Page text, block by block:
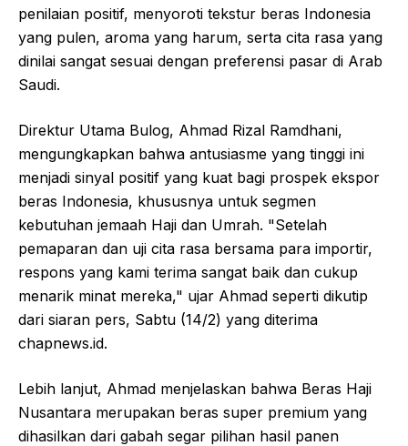
penilaian positif, menyoroti tekstur beras Indonesia
yang pulen, aroma yang harum, serta cita rasa yang
dinilai sangat sesuai dengan preferensi pasar di Arab
Saudi.
Direktur Utama Bulog, Ahmad Rizal Ramdhani,
mengungkapkan bahwa antusiasme yang tinggi ini
menjadi sinyal positif yang kuat bagi prospek ekspor
beras Indonesia, khususnya untuk segmen
kebutuhan jemaah Haji dan Umrah. "Setelah
pemaparan dan uji cita rasa bersama para importir,
respons yang kami terima sangat baik dan cukup
menarik minat mereka," ujar Ahmad seperti dikutip
dari siaran pers, Sabtu (14/2) yang diterima
chapnews.id.
Lebih lanjut, Ahmad menjelaskan bahwa Beras Haji
Nusantara merupakan beras super premium yang
dihasilkan dari gabah segar pilihan hasil panen